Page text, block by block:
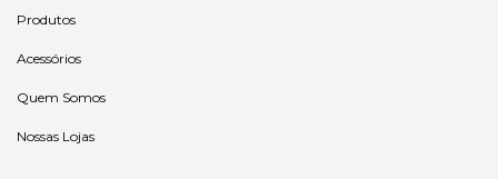
Produtos
Acessórios
Quem Somos
Nossas Lojas